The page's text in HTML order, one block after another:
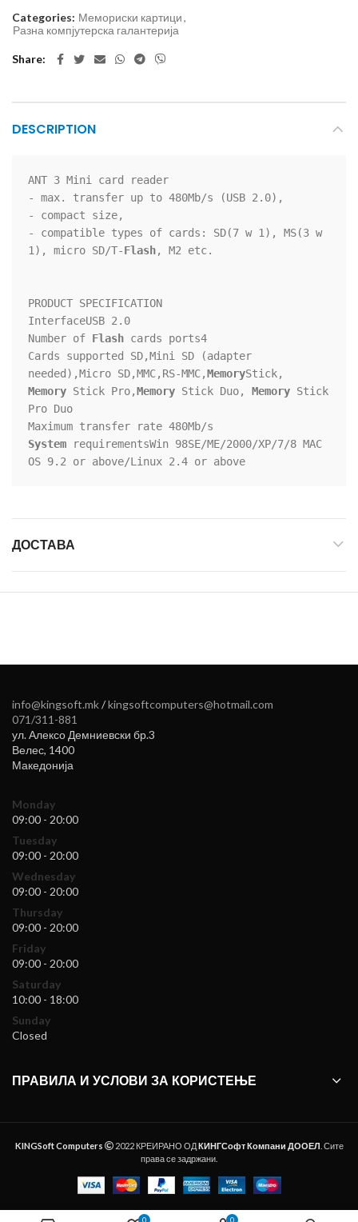
Categories: Мемориски картици,
Разна компјутерска галантерија
Share
DESCRIPTION
ANT 3 Mini card reader
- max. transfer up to 480Mb/s (USB 2.0),
- compact size,
- compatible types of cards: SD(7 w 1), MS(3 w
1), micro SD/T-Flash, M2 etc.
PRODUCT SPECIFICATION
InterfaceUSB 2.0
Number of Flash cards ports4
Cards supported SD,Mini SD (adapter
needed),Micro SD,MMC,RS-MMC,Memory
Memory Stick Pro,Memory Stick Duo, Memory Stick
Pro Duo
System requirementsWin 98SE/ME/2000/XP/7/8 MAC
OS 9.2 or above/Linux 2.4 or above
ДОСТАВА
info@kingsoft.mk/kingsoftcomputers@hotmail.com
071/311-881
ул. Алексо Демниевски бр.3
Велес, 1400
Македонија
Monday
09:00 - 20:00
Tuesday
09:00 - 20:00
Wednesday
09:00 - 20:00
Thursday
09:00 - 20:00
Friday
09:00 - 20:00
Saturday
10:00 - 18:00
Sunday
Closed
ПРАВИЛА И УСЛОВИ ЗА КОРИСТЕЊЕ
KINGSoft Computers 2022 КРЕИРАНО ОДКИНГСофт Компани ДООЕЛ . Сите
права се задржани.
0 0